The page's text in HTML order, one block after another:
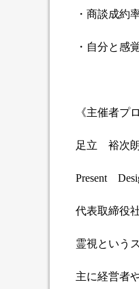
・商談成約
・自分と感
《主催者プ
足立 裕次
Present
代表取締役
霊視という
主に経営者